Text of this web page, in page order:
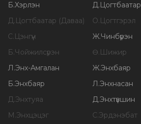
Б.Хэрлэн Д.Цогтбаатар
Д.Цогтбаатар (Даваа) О.Цогтгэрэл
С.Цэнгүүн Ж.Чинбүрэн
Б.Чойжилсүрэн Ө.Шижир
Л.Энх-Амгалан Ж.Энхбаяр
Б.Энхбаяр Л.Энхнасан
Д.Энхтуяа Д.Энхтүвшин
М.Энхцэцэг С.Эрдэнэбат